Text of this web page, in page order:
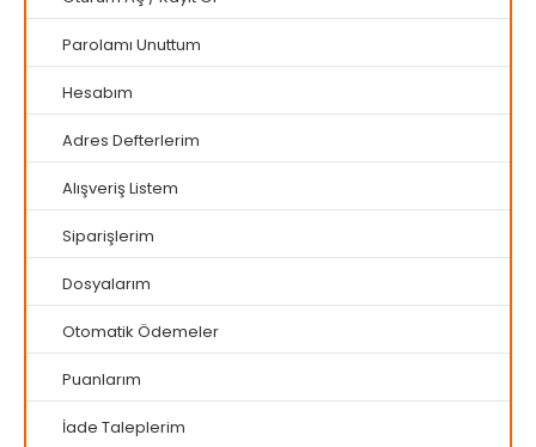
Parolamı Unuttum
Hesabım
Adres Defterlerim
Alışveriş Listem
Siparişlerim
Dosyalarım
Otomatik Ödemeler
Puanlarım
İade Taleplerim